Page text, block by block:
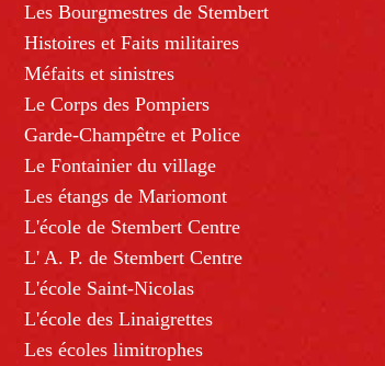
Les Bourgmestres de Stembert
Histoires et Faits militaires
Méfaits et sinistres
Le Corps des Pompiers
Garde-Champêtre et Police
Le Fontainier du village
Les étangs de Mariomont
L'école de Stembert Centre
L' A. P. de Stembert Centre
L'école Saint-Nicolas
L'école des Linaigrettes
Les écoles limitrophes